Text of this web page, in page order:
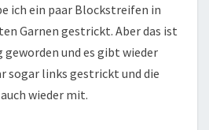
ich ein paar Blockstreifen in
Garnen gestrickt. Aber das ist
und es gibt wieder
sogar links gestrickt und die
wieder mit.